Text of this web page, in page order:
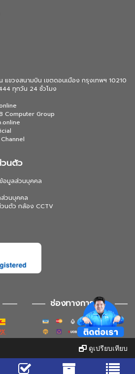
แขวงสนามบิน เขตดอนเมือง กรุงเทพฯ 10210
ทุกวัน 24 ชั่วโมง
Computer Group
วนตัว
อมูลส่วนบุคคล
วนบุคคล
วนตัว กล้อง CCTV
ช่องทางการชำระ
ทางการติดตาม
ดูเปรียบเทียบ